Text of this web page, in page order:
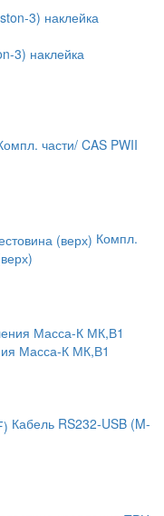
3) наклейка
части/ CAS PWII
Компл.
Масса-К МК,В1
Кабель RS232-USB (M-